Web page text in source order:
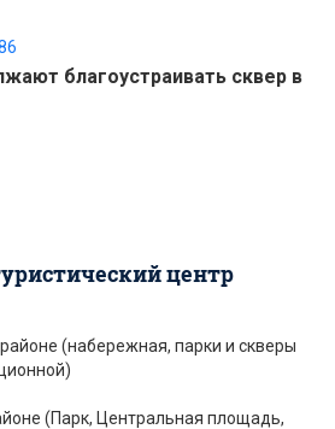
благоустраивать сквер в
центр
(набережная, парки и скверы
(Парк, Центральная площадь,